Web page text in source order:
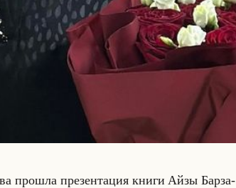
про­шла пре­зен­та­ция книги Айзы Бар­за­